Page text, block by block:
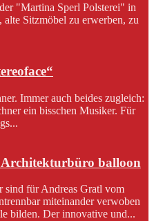
"Martina Sperl Polsterei" in
Sitzmöbel zu erwerben, zu
Immer auch beides zugleich:
ein bisschen Musiker. Für
balloon
für Andreas Gratl vom
miteinander verwoben
bilden. Der innovative und...